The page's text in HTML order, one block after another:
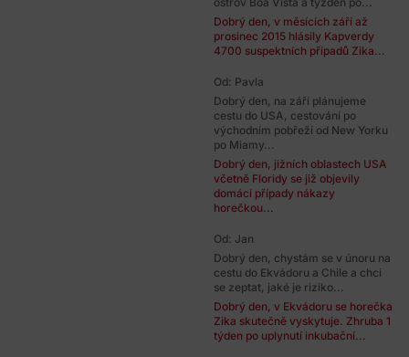
Dobrý den, v měsících září až
prosinec 2015 hlásily Kapverdy
4700 suspektních případů Zika...
Od: Pavla
Dobrý den, na září plánujeme
cestu do USA, cestování po
východním pobřeží od New Yorku
po Miamy...
Dobrý den, jižních oblastech USA
včetně Floridy se již objevily
domácí případy nákazy
horečkou...
Od: Jan
Dobrý den, chystám se v únoru na
cestu do Ekvádoru a Chile a chci
se zeptat, jaké je riziko...
Dobrý den, v Ekvádoru se horečka
Zika skutečně vyskytuje. Zhruba 1
týden po uplynutí inkubační...